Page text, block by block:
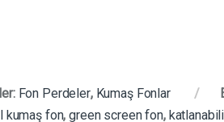
Fon Perdeler, Kumaş Fonlar
kumaş fon,green screen fon,